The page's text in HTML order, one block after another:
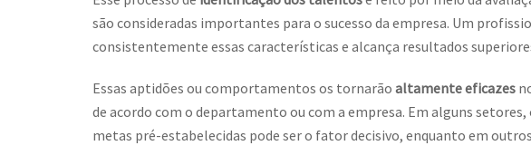
são consideradas importantes para o sucesso da empresa. Um
consistentemente essas características e alcança resultados
Essas aptidões ou comportamentos os tornarão altamente eficazes
de acordo com o departamento ou com a empresa. Em alguns
metas pré-estabelecidas pode ser o fator decisivo, enquanto em